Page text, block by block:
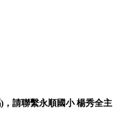
請聯繫永順國小 楊秀全主